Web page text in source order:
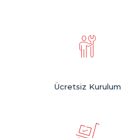
Ücretsiz Kurulum